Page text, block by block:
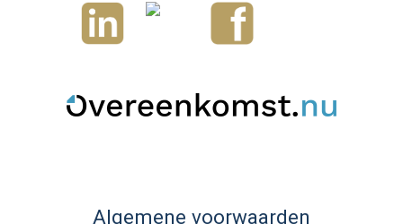
Algemene voorwaarden